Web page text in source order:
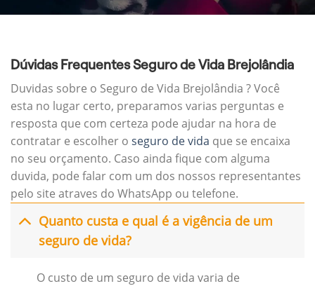
Dúvidas Frequentes Seguro de Vida Brejolândia
Duvidas sobre o Seguro de Vida Brejolândia ? Você
esta no lugar certo, preparamos varias perguntas e
resposta que com certeza pode ajudar na hora de
contratar e escolher o seguro de vida que se encaixa
no seu orçamento. Caso ainda fique com alguma
duvida, pode falar com um dos nossos representantes
pelo site atraves do WhatsApp ou telefone.
Quanto custa e qual é a vigência de um
seguro de vida?
O custo de um seguro de vida varia de